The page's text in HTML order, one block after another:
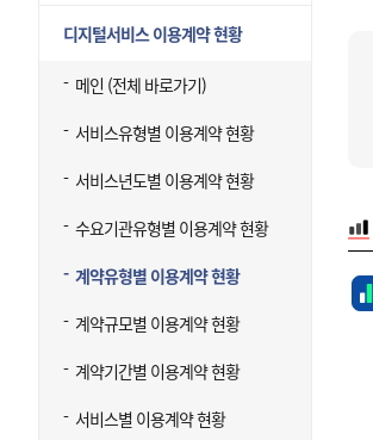
디지털서비스 이용계약 현황
메인 (전체 바로가기)
서비스유형별 이용계약 현황
서비스년도별 이용계약 현황
수요기관유형별 이용계약 현황
계약유형별 이용계약 현황
계약규모별 이용계약 현황
계약기간별 이용계약 현황
서비스별 이용계약 현황